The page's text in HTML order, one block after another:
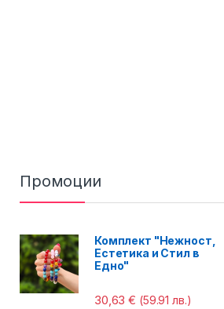
Промоции
Комплект "Нежност,
Естетика и Стил в
Едно"
30,63€ (59.91 лв.)